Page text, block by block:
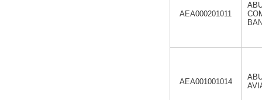
AEA000201011
AEA001001014